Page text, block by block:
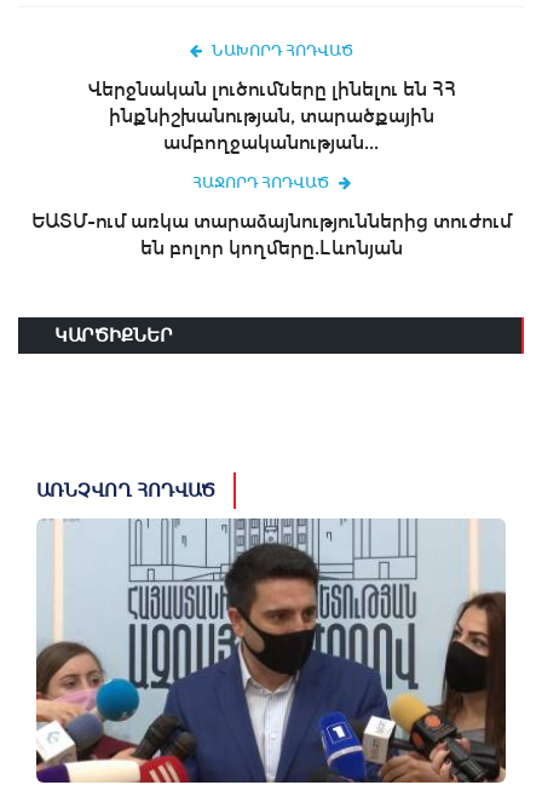
ՆԱԽՈՐԴ ՀՈԴՎԱԾ
Վերջնական լուծումները լինելու են ՀՀ
ինքնիշխանության, տարածքային
ամբողջականության...
ՀԱՋՈՐԴ ՀՈԴՎԱԾ
ԵԱՏՄ-ում առկա տարաձայնություններից տուժում
են բոլոր կողմերը.Լևոնյան
ԿԱՐԾԻՔՆԵՐ
ԱՌՆՉՎՈՂ ՀՈԴՎԱԾ